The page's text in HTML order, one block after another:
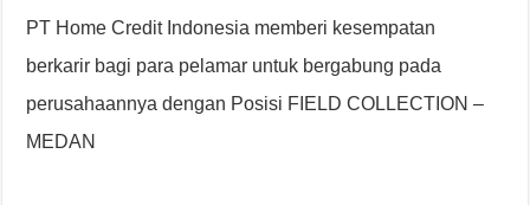
PT Home Credit Indonesia memberi kesempatan
berkarir bagi para pelamar untuk bergabung pada
perusahaannya dengan Posisi FIELD COLLECTION –
MEDAN